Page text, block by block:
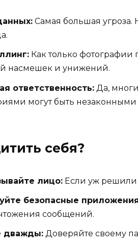
Самая большая угроза.
Как только фотографии
насмешек и унижений.
ответственность: Да,
могут быть
себя?
лицо: Если уж решили
безопасные
сообщений.
дважды: Доверяйте своему